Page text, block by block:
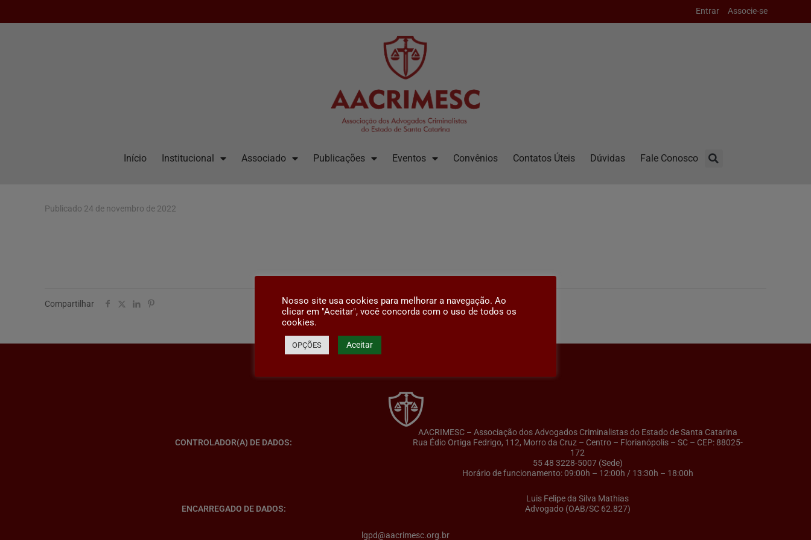
Entrar Associe-se
Início Institucional Associado Publicações Eventos Convênios Contatos Úteis Dúvidas Fale Conosco
Publicado 24 de novembro de 2022
Compartilhar
CONTROLADOR(A) DE DADOS:
AACRIMESC – Associação dos Advogados Criminalistas do Estado de Santa Catarina
Rua Édio Ortiga Fedrigo, 112, Morro da Cruz – Centro – Florianópolis – SC – CEP: 88025-
172
55 48 3228-5007 (Sede)
Horário de funcionamento: 09:00h – 12:00h / 13:30h – 18:00h
ENCARREGADO DE DADOS:
Luis Felipe da Silva Mathias
Advogado (OAB/SC 62.827)
lgpd@aacrimesc.org.br
Nosso site usa cookies para melhorar a navegação. Ao
clicar em "Aceitar", você concorda com o uso de todos os
cookies.
OPÇÕES Aceitar